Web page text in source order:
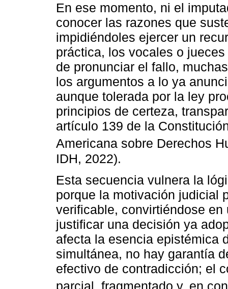
En ese momento, ni el
conocer las razones que
impidiéndoles ejercer un
práctica, los vocales o
de pronunciar el fallo,
los argumentos a lo ya
aunque tolerada por la ley
principios de certeza,
artículo 139 de la
Americana sobre Derechos
IDH, 2022).
Esta secuencia vulnera la
porque la motivación judicial
verificable, convirtiéndose
justificar una decisión ya
afecta la esencia epistémica
simultánea, no hay garantía
efectivo de contradicción; el
parcial, fragmentado y, en